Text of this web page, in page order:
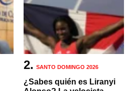
SANTO DOMINGO 2026
¿Sabes quién es Liranyi